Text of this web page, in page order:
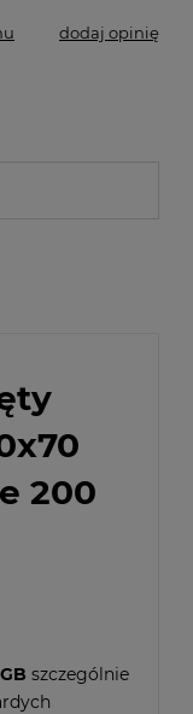
dodaj opinię
200
szczególnie